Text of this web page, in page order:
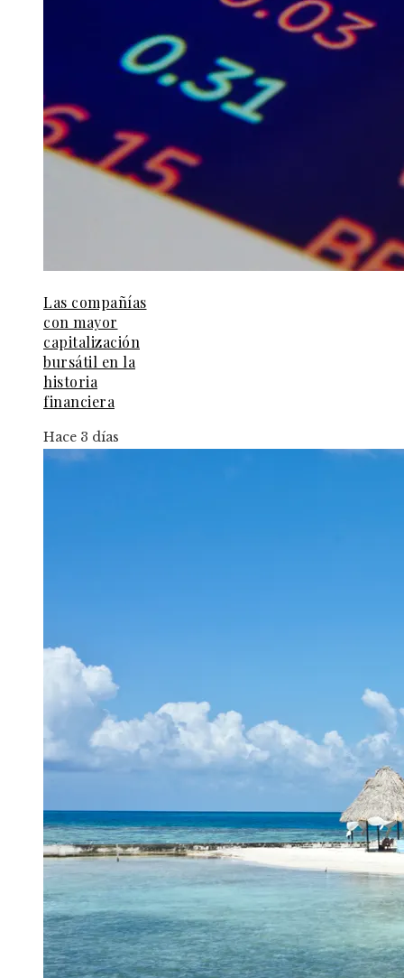
Las compañías
con mayor
capitalización
bursátil en la
historia
financiera
Hace 3 días